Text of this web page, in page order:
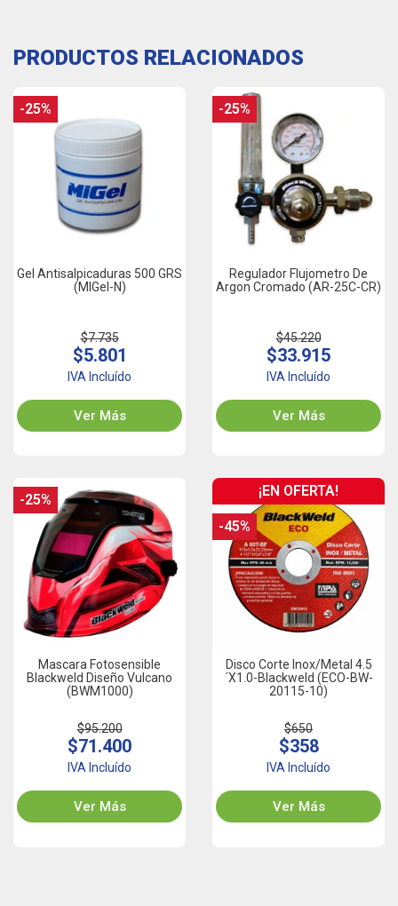
PRODUCTOS RELACIONADOS
Gel Antisalpicaduras 500 GRS
(MIGel-N)
$7.735
$5.801
IVA Incluído
Ver Más
-25%
Regulador Flujometro De
Argon Cromado (AR-25C-CR)
$45.220
$33.915
IVA Incluído
Ver Más
-25%
Mascara Fotosensible
Blackweld Diseño Vulcano
(BWM1000)
$95.200
$71.400
IVA Incluído
Ver Más
-25%
Disco Corte Inox/Metal 4.5
´x1.0-Blackweld (ECO-BW-
20115-10)
$650
$358
IVA Incluído
Ver Más
¡EN OFERTA!
-45%